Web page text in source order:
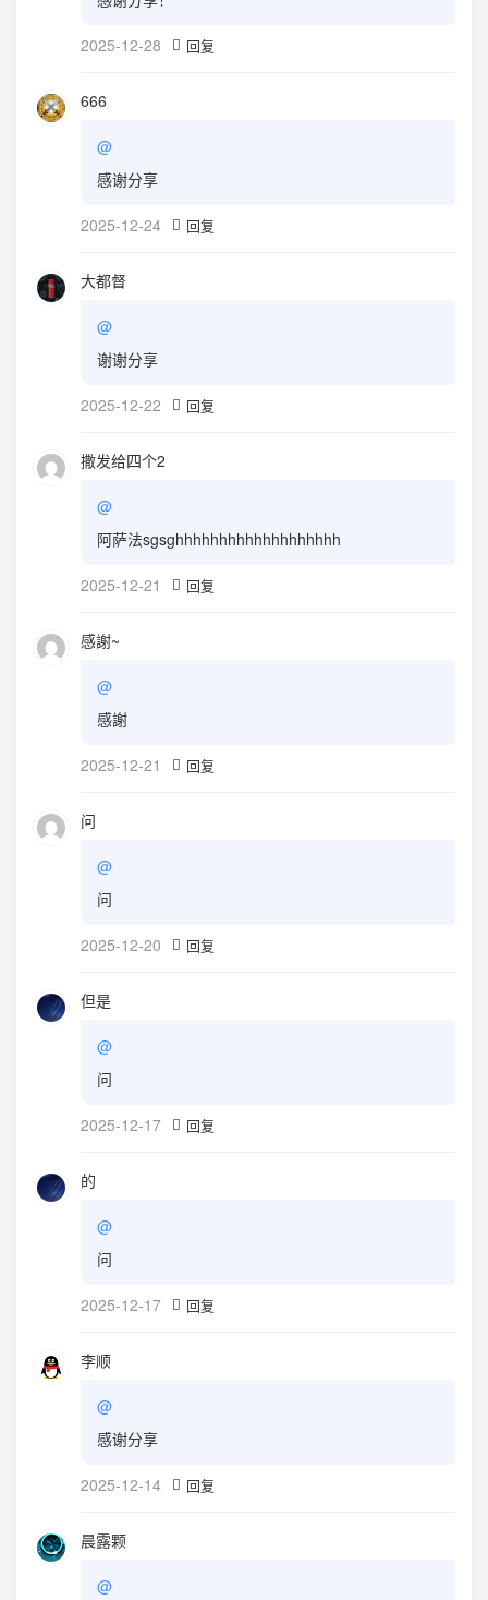
2025-12-28 回复
666
@
感谢分享
2025-12-24 回复
大都督
@
谢谢分享
2025-12-22 回复
撒发给四个2
@
阿萨法sgsghhhhhhhhhhhhhhhhhhh
2025-12-21 回复
感謝~
@
感謝
2025-12-21 回复
问
@
问
2025-12-20 回复
但是
@
问
2025-12-17 回复
的
@
问
2025-12-17 回复
李顺
@
感谢分享
2025-12-14 回复
晨露颗
@